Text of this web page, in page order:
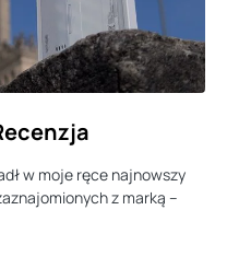
w moje ręce najnowszy
z marką –